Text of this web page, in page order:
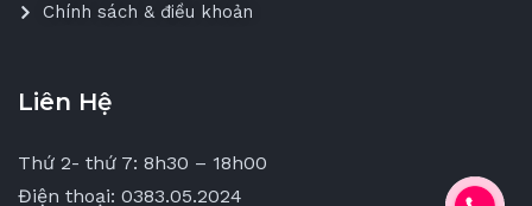
Chính sách & điều khoản
Liên Hệ
Thứ 2- thứ 7: 8h30 – 18h00
Điện thoại: 0383.05.2024